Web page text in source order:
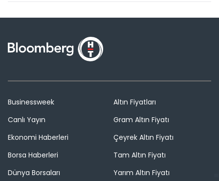
Businessweek
Canlı Yayın
Ekonomi Haberleri
Borsa Haberleri
Dünya Borsaları
Altın Fiyatları
Gram Altın Fiyatı
Çeyrek Altın Fiyatı
Tam Altın Fiyatı
Yarım Altın Fiyatı